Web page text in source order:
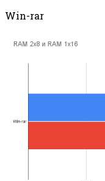
Win-rar